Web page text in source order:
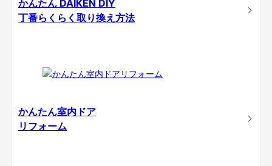
かんたん DAIKEN DIY
丁番らくらく取り換え方法
かんたん室内ドア
リフォーム